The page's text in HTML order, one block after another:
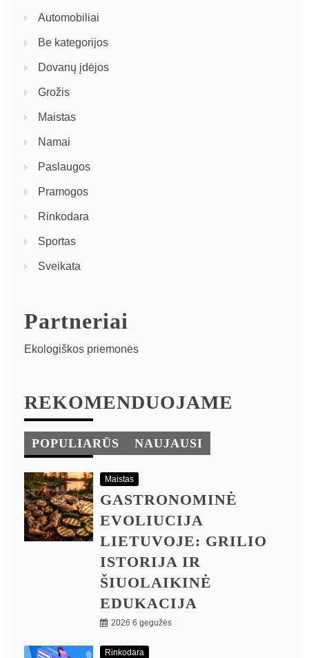
Automobiliai
Be kategorijos
Dovanų įdėjos
Grožis
Maistas
Namai
Paslaugos
Pramogos
Rinkodara
Sportas
Sveikata
Partneriai
Ekologiškos priemonės
REKOMENDUOJAME
POPULIARŪS NAUJAUSI
Maistas
GASTRONOMINĖ
EVOLIUCIJA
LIETUVOJE: GRILIO
ISTORIJA IR
ŠIUOLAIKINĖ
EDUKACIJA
2026 6 gegužės
Rinkodara